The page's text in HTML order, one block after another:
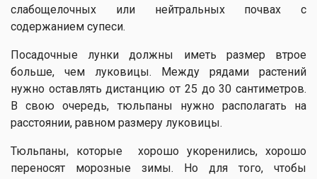
слабощелочных или нейтральных почвах с
содержанием супеси.
Посадочные лунки должны иметь размер втрое
больше, чем луковицы. Между рядами растений
нужно оставлять дистанцию ​​от 25 до 30 сантиметров.
В свою очередь, тюльпаны нужно располагать на
расстоянии, равном размеру луковицы.
Тюльпаны, которые хорошо укоренились, хорошо
переносят морозные зимы. Но для того, чтобы